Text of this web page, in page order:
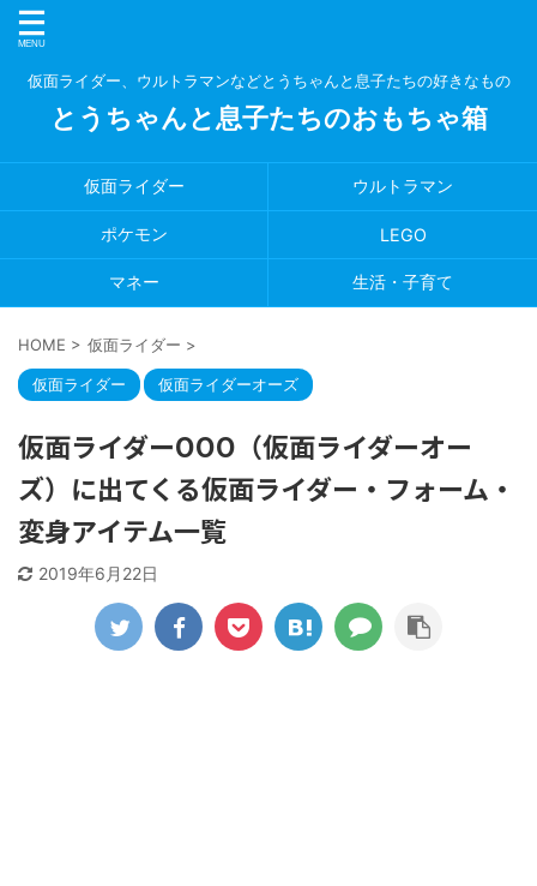
仮面ライダー、ウルトラマンなどとうちゃんと息子たちの好きなもの
とうちゃんと息子たちのおもちゃ箱
仮面ライダー ウルトラマン
ポケモン LEGO
マネー 生活・子育て
HOME > 仮面ライダー >
仮面ライダー 仮面ライダーオーズ
仮面ライダーOOO（仮面ライダーオー
ズ）に出てくる仮面ライダー・フォーム・
変身アイテム一覧
2019年6月22日